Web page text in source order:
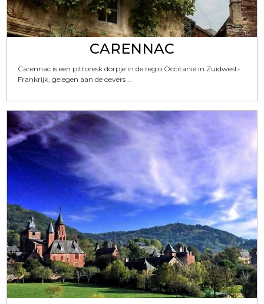
CARENNAC
Carennac is een pittoresk dorpje in de regio Occitanie in Zuidwest-
Frankrijk, gelegen aan de oevers ...